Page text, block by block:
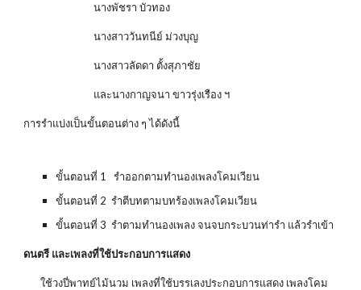
นางพัชรา บัวทอง
นางสาววันทนีย์ ม่วงบุญ
นางสาวลัดดา ตั้งสุภาชัย
และนางกาญจนา ขาวรุ่งเรือง ฯ
การรำแบ่งเป็นขั้นตอนต่าง ๆ ได้ดังนี้
ขั้นตอนที่ 1 รำออกตามทำนองเพลงโคมเวียน
ขั้นตอนที่ 2 รำตีบทตามบทร้องเพลงโคมเวียน
ขั้นตอนที่ 3 รำตามทำนองเพลง จนจบกระบวนท่ารำ แล้วรำเข้า
ดนตรี และเพลงที่ใช้ประกอบการแสดง
ใช้วงปี่พาทย์ไม้นวม เพลงที่ใช้บรรเลงประกอบการแสดง เพลงโคม